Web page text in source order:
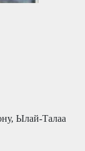
Ылай-Талаа